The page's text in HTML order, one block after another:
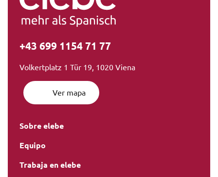
+43 699 1154 71 77
Volkertplatz 1 Tür 19, 1020 Viena
Ver mapa
Sobre elebe
Equipo
Trabaja en elebe